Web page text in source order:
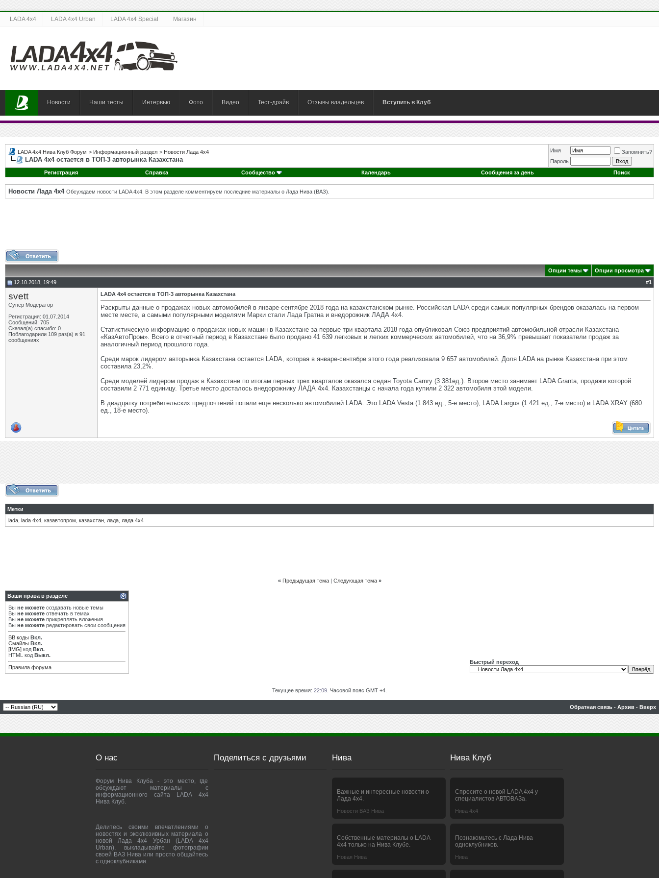
LADA 4x4 LADA 4x4 Urban LADA 4x4 Special Магазин
Новости Наши тесты Интервью Фото Видео Тест-драйв Отзывы владельцев Вступить в Клуб
LADA 4x4 Нива Клуб Форум > Информационный раздел > Новости Лада 4х4
LADA 4х4 остается в ТОП-3 авторынка Казахстана
Имя
Запомнить?
Пароль
Регистрация
Справка Сообщество Календарь Сообщения за день Поиск
Новости Лада 4х4 Обсуждаем новости LADA 4x4. В этом разделе комментируем последние материалы о Лада Нива (ВАЗ).
Опции темы
Опции просмотра
12.10.2018, 19:49
#1
svett
Супер Модератор
Регистрация: 01.07.2014
Сообщений: 705
Сказал(а) спасибо: 0
Поблагодарили 109 раз(а) в 91
сообщениях
LADA 4х4 остается в ТОП-3 авторынка Казахстана
Раскрыты данные о продажах новых автомобилей в январе-сентябре 2018 года на казахстанском рынке. Российская LADA среди самых популярных брендов оказалась на первом
месте месте, а самыми популярными моделями Марки стали Лада Гратна и внедорожник ЛАДА 4х4.
Статистическую информацию о продажах новых машин в Казахстане за первые три квартала 2018 года опубликовал Союз предприятий автомобильной отрасли Казахстана
«КазАвтоПром». Всего в отчетный период в Казахстане было продано 41 639 легковых и легких коммерческих автомобилей, что на 36,9% превышает показатели продаж за
аналогичный период прошлого года.
Среди марок лидером авторынка Казахстана остается LADA, которая в январе-сентябре этого года реализовала 9 657 автомобилей. Доля LADA на рынке Казахстана при этом
составила 23,2%.
Среди моделей лидером продаж в Казахстане по итогам первых трех кварталов оказался седан Toyota Camry (3 381ед.). Второе место занимает LADA Granta, продажи которой
составили 2 771 единицу. Третье место досталось внедорожнику ЛАДА 4х4. Казахстанцы с начала года купили 2 322 автомобиля этой модели.
В двадцатку потребительских предпочтений попали еще несколько автомобилей LADA. Это LADA Vesta (1 843 ед., 5-е место), LADA Largus (1 421 ед., 7-е место) и LADA XRAY (680
ед., 18-е место).
Метки
lada lada 4х4 казавтопром казахстан лада лада 4х4
« Предыдущая тема| Следующая тема »
Ваши права в разделе
Вы не можете создавать новые темы
Вы не можете отвечать в темах
Вы не можете прикреплять вложения
Вы не можете редактировать свои сообщения
BB коды Вкл.
Смайлы Вкл.
[IMG] код Вкл.
HTML код Выкл.
Правила форума
Быстрый переход
Текущее время: 22:09 . Часовой пояс GMT +4.
Обратная связь - Архив - Вверх
О нас
Форум Нива Клуба - это место, где
обсуждают материалы с
информационного сайта LADA 4x4
Нива Клуб.
Делитесь своими впечатлениями о
новостях и эксклюзивных материала о
новой Лада 4х4 Урбан (LADA 4x4
Urban), выкладывайте фотографии
своей ВАЗ Нива или просто общайтесь
с одноклубниками.
Поделиться с друзьями Нива
Важные и интересные новости о
Лада 4х4.
Новости ВАЗ Нива
Собственные материалы о LADA
4x4 только на Нива Клубе.
Новая Нива
Нива Клуб
Спросите о новой LADA 4x4 у
специалистов АВТОВАЗа.
Нива 4х4
Познакомьтесь с Лада Нива
одноклубников.
Нива